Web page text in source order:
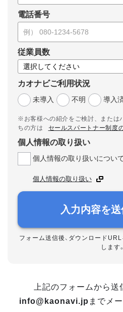
電話番号
従業員数
カオナビご利用状況
未導入
不明 導入
※お客様への紹介をご検討、または
ちの方は
セールスパートナー制度
個人情報の取り扱い
個人情報の取り扱いについ
個人情報の取り扱い
入力内容を
フォーム送信後、ダウンロード
します。
上記のフォームから送
info@kaonavi.jp までメ